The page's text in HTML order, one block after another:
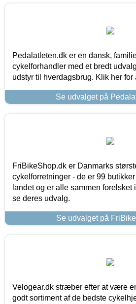
Pedalatleten.dk er en dansk,
cykelforhandler med et bredt
udstyr til hverdagsbrug. Klik her for
Se udvalget på
FriBikeShop.dk er Danmarks
cykelforretninger - de er 99
landet og er alle sammen forelsket
se deres udvalg.
Se udvalget på
Velogear.dk stræber efter at være
godt sortiment af de bedste